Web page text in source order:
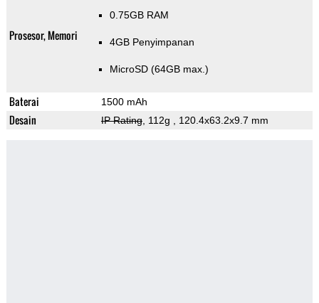
Prosesor, Memori
0.75GB RAM
4GB Penyimpanan
MicroSD (64GB max.)
Baterai 1500 mAh
Desain IP Rating, 112g , 120.4x63.2x9.7 mm